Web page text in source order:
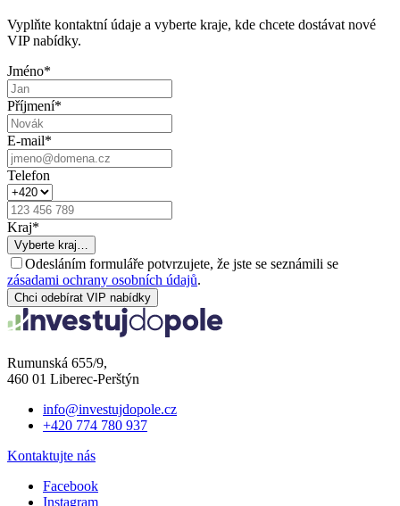
Vyplňte kontaktní údaje a vyberte kraje, kde chcete dostávat nové
VIP nabídky.
Jméno*
Příjmení*
E-mail*
Telefon
Kraj*
Vyberte kraj…
Odesláním formuláře potvrzujete, že jste se seznámili se
zásadami ochrany osobních údajů.
Chci odebírat VIP nabídky
Rumunská 655/9,
460 01 Liberec-Perštýn
info@investujdopole.cz
+420 774 780 937
Kontaktujte nás
Facebook
Instagram